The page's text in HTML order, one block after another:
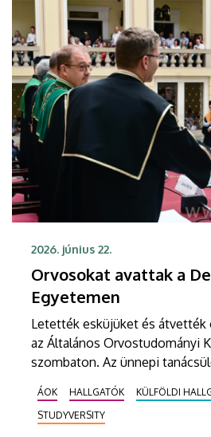
2026. június 22.
Orvosokat avattak a
Egyetemen
Letették esküjüket és
az Általános Orvostudományi
szombaton. Az ünnepi
orvosdoktorrá.
ÁOK HALLGATÓK
KÜLFÖLDI
STUDYVERSITY